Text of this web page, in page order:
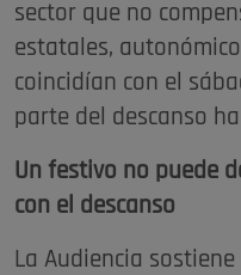
sector que no
estatales,
coincidían con el
parte del descanso
Un festivo no puede
con el descanso
La Audiencia